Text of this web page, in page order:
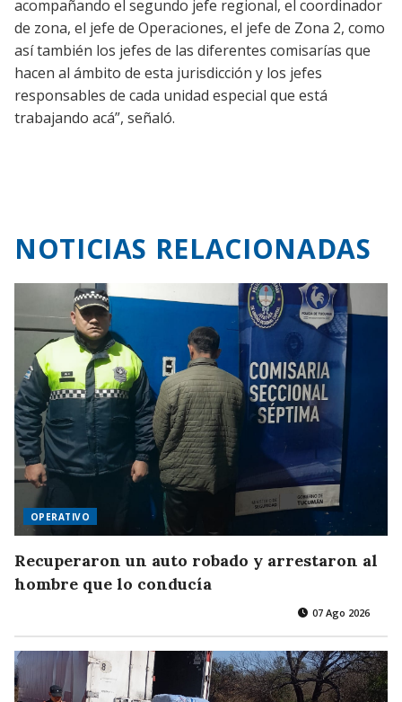
acompañando el segundo jefe regional, el coordinador
de zona, el jefe de Operaciones, el jefe de Zona 2, como
así también los jefes de las diferentes comisarías que
hacen al ámbito de esta jurisdicción y los jefes
responsables de cada unidad especial que está
trabajando acá”, señaló.
NOTICIAS RELACIONADAS
OPERATIVO
Recuperaron un auto robado y arrestaron al
hombre que lo conducía
07 Ago 2026